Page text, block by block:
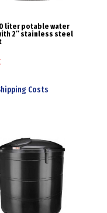
liter potable water
2″ stainless steel
Costs